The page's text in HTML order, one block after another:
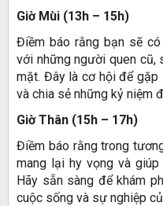
Giờ Mùi (13h – 15h)
Điềm báo rằng bạn sẽ
với những người quen cũ,
mặt. Đây là cơ hội để gặp
và chia sẻ những kỷ niệm
Giờ Thân (15h – 17h)
Điềm báo rằng trong
mang lại hy vọng và
Hãy sẵn sàng để khám
cuộc sống và sự nghiệp